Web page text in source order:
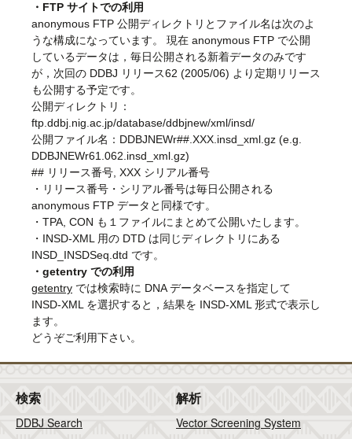
・FTP サイトでの利用
anonymous FTP 公開ディレクトリとファイル名は次のよ
うな構成になっています。 現在 anonymous FTP で公開
しているデータは，毎日公開される新着データのみです
が，次回の DDBJ リリース62 (2005/06) より定期リリース
も公開する予定です。
公開ディレクトリ：
ftp.ddbj.nig.ac.jp/database/ddbjnew/xml/insd/
公開ファイル名：DDBJNEWr##.XXX.insd_xml.gz (e.g.
DDBJNEWr61.062.insd_xml.gz)
## リリース番号, XXX シリアル番号
・リリース番号・シリアル番号は毎日公開される
anonymous FTP データと同様です。
・TPA, CON も１ファイルにまとめて公開いたします。
・INSD-XML 用の DTD は同じディレクトリにある
INSD_INSDSeq.dtd です。
・getentry での利用
getentry では検索時に DNA データベースを指定して
INSD-XML を選択すると，結果を INSD-XML 形式で表示し
ます。
どうぞご利用下さい。
検索
DDBJ Search
解析
Vector Screening System